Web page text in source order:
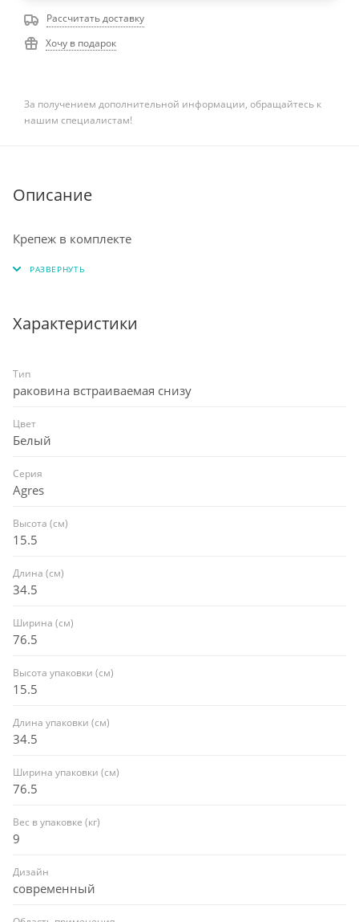
Рассчитать доставку
Хочу в подарок
За получением дополнительной информации, обращайтесь к
нашим специалистам!
Описание
Крепеж в комплекте
Характеристики
Тип
раковина встраиваемая снизу
Цвет
Белый
Серия
Agres
Высота (см)
15.5
Длина (см)
34.5
Ширина (см)
76.5
Высота упаковки (см)
15.5
Длина упаковки (см)
34.5
Ширина упаковки (см)
76.5
Вес в упаковке (кг)
9
Дизайн
современный